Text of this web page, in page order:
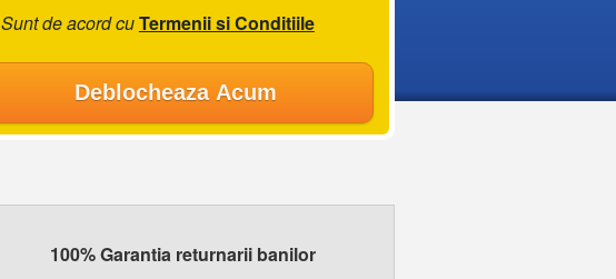
Sunt de acord cuTermenii si Conditiile
Deblocheaza Acum
100% Garantia returnarii banilor